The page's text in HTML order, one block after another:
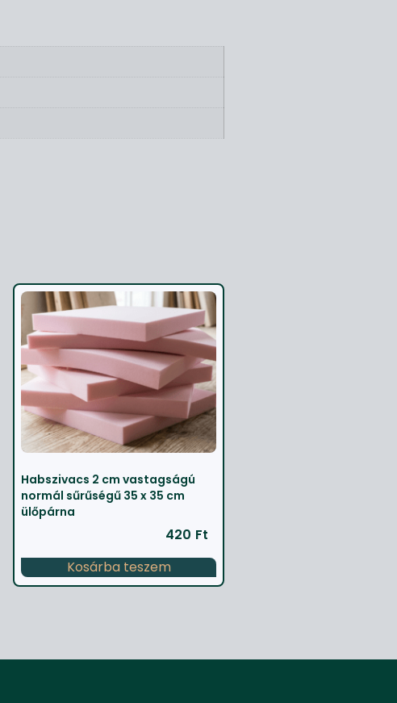
Habszivacs 2 cm vastagságú
normál sűrűségű 35 x 35 cm
ülőpárna
420 Ft
Kosárba teszem